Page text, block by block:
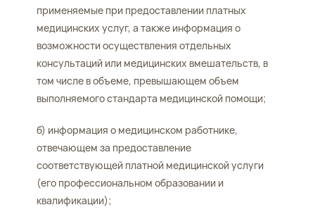
применяемые при предоставлении платных
медицинских услуг, а также информация о
возможности осуществления отдельных
консультаций или медицинских вмешательств, в
том числе в объеме, превышающем объем
выполняемого стандарта медицинской помощи;
б) информация о медицинском работнике,
отвечающем за предоставление
соответствующей платной медицинской услуги
(его профессиональном образовании и
квалификации);